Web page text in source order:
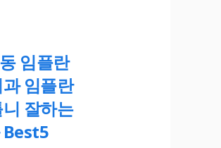
임플란
임플란
잘하는
Best5